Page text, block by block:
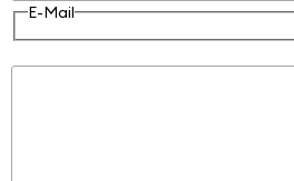
E-Mail